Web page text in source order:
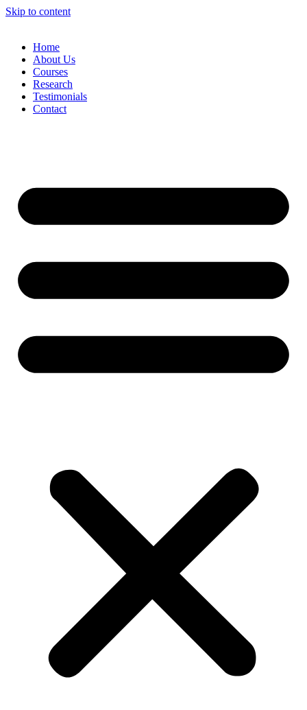
Skip to content
Home
About Us
Courses
Research
Testimonials
Contact